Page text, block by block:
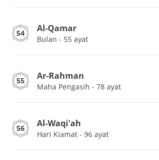
54 Al-Qamar
Bulan - 55 ayat
55 Ar-Rahman
Maha Pengasih - 78 ayat
56 Al-Waqi'ah
Hari Kiamat - 96 ayat